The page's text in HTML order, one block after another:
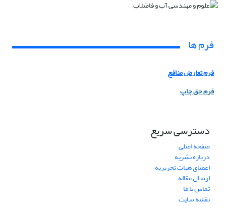
فرم ها
فرم تعارض منافع
فرم حق چاپ
دسترسی سریع
صفحه اصلی
درباره نشریه
اعضای هیات تحریریه
ارسال مقاله
تماس با ما
نقشه سایت